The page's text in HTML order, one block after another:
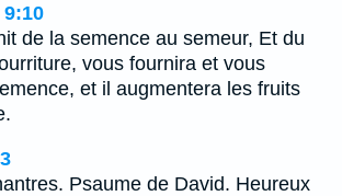
de la semence au semeur, Et du
vous fournira et vous
et il augmentera les fruits
Psaume de David. Heureux